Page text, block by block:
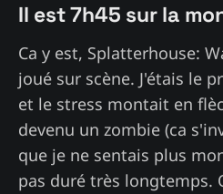
Il est 7h45 sur la
Ca y est, Splatterhouse:
joué sur scène. J'étais le
et le stress montait en
devenu un zombie (ca
que je ne sentais plus
pas duré très longtemps.